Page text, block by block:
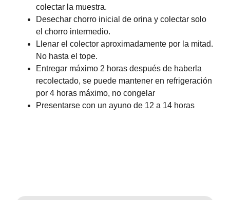
colectar la muestra.
Desechar chorro inicial de orina y colectar solo
el chorro intermedio.
Llenar el colector aproximadamente por la mitad.
No hasta el tope.
Entregar máximo 2 horas después de haberla
recolectado, se puede mantener en refrigeración
por 4 horas máximo, no congelar
Presentarse con un ayuno de 12 a 14 horas